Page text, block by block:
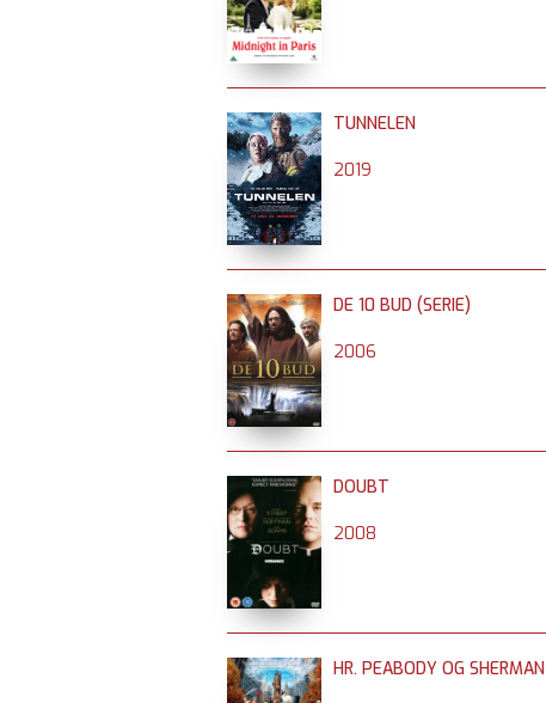
TUNNELEN
2019
DE 10 BUD (SERIE)
2006
DOUBT
2008
HR. PEABODY OG SHERMAN